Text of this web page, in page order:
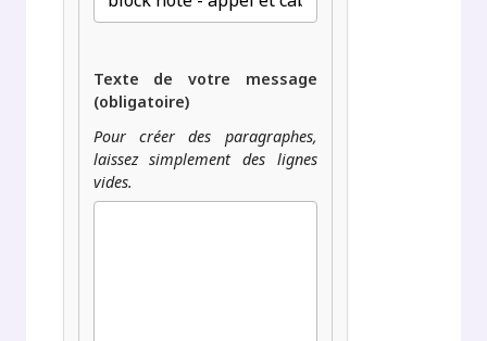
Texte de votre message
(obligatoire)
Pour créer des paragraphes,
laissez simplement des lignes
vides.